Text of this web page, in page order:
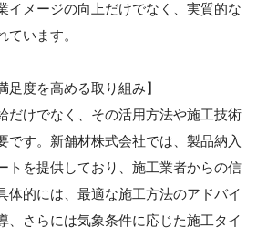
イメージの向上だけでなく、実質的な
ています。
足度を高める取り組み】
だけでなく、その活用方法や施工技術
です。新舗材株式会社では、製品納入
トを提供しており、施工業者からの信
体的には、最適な施工方法のアドバイ
、さらには気象条件に応じた施工タイ